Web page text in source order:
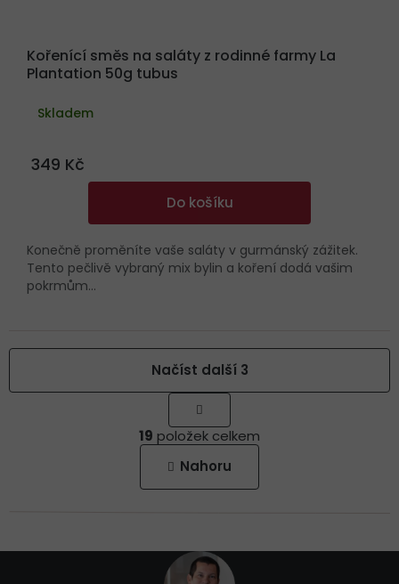
Kořenící směs na saláty z rodinné farmy La
Plantation 50g tubus
Skladem
349 Kč
Do košíku
Konečně proměníte vaše saláty v gurmánský zážitek.
Tento pečlivě vybraný mix bylin a koření dodá vašim
pokrmům...
O
v
l
á
d
p
r
Načíst další 3
S
t
r
á
n
k
o
í
19 položek celkem
Nahoru
Z